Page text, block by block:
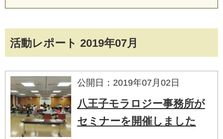
活動レポート 2019年07月
公開日：2019年07月02日
八王子モラロジー事務所が
セミナーを開催しました